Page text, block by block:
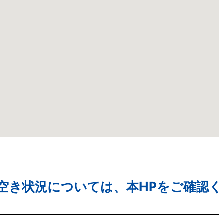
き状況については、本HPをご確認